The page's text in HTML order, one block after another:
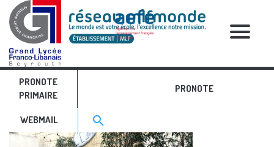
PRONOTE
PRIMAIRE
PRONOTE
WEBMAIL Search for:>
search
RELATIVE POSTS
IMG_4479